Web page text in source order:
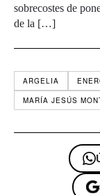
sobrecostes de
de la […]
ARGELIA
MARÍA JESÚS